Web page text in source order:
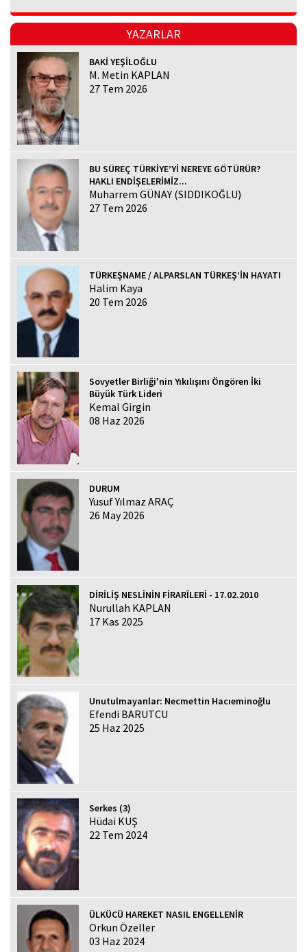
YAZARLAR
BAKİ YEŞİLOĞLU
M. Metin KAPLAN
27 Tem 2026
BU SÜREÇ TÜRKİYE’Yİ NEREYE GÖTÜRÜR?
HAKLI ENDİŞELERİMİZ...
Muharrem GÜNAY (SIDDIKOĞLU)
27 Tem 2026
TÜRKEŞNAME / ALPARSLAN TÜRKEŞ’İN HAYATI
Halim Kaya
20 Tem 2026
Sovyetler Birliği'nin Yıkılışını Öngören İki
Büyük Türk Lideri
Kemal Girgin
08 Haz 2026
DURUM
Yusuf Yılmaz ARAÇ
26 May 2026
DİRİLİŞ NESLİNİN FİRARÎLERİ - 17.02.2010
Nurullah KAPLAN
17 Kas 2025
Unutulmayanlar: Necmettin Hacıeminoğlu
Efendi BARUTCU
25 Haz 2025
Serkes (3)
Hüdai KUŞ
22 Tem 2024
ÜLKÜCÜ HAREKET NASIL ENGELLENİR
Orkun Özeller
03 Haz 2024